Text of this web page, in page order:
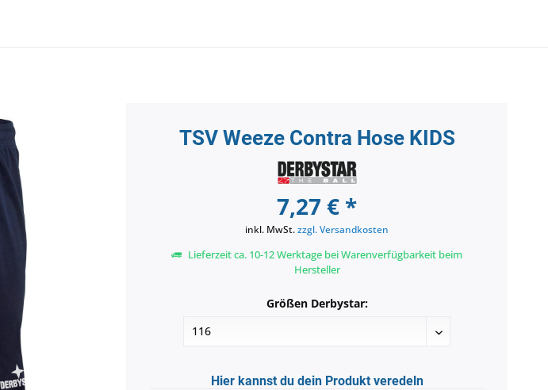
TSV Weeze Contra Hose KIDS
7,27 € *
inkl. MwSt.zzgl. Versandkosten
Lieferzeit ca. 10-12 Werktage bei Warenverfügbarkeit beim
Hersteller
Größen Derbystar:
Hier kannst du dein Produkt veredeln